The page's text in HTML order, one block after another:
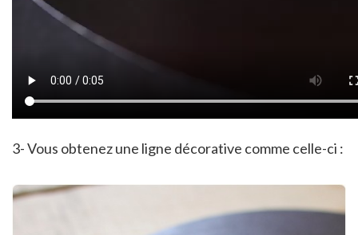
3- Vous obtenez une ligne décorative comme celle-ci :